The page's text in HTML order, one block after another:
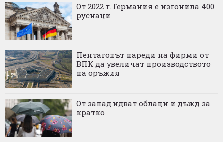
От 2022 г. Германия е изгонила 400
руснаци
Пентагонът нареди на фирми от
ВПК да увеличат производството
на оръжия
От запад идват облаци и дъжд за
кратко